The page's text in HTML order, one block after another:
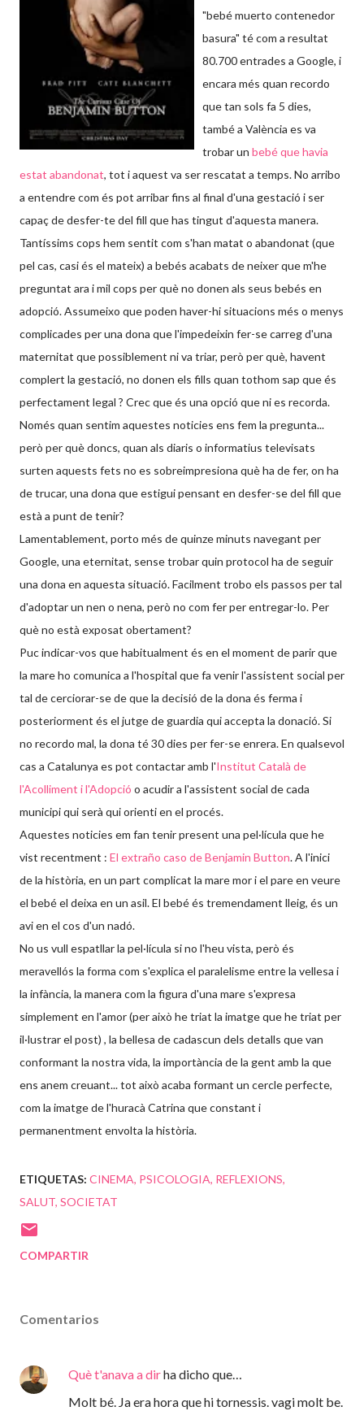
"bebé muerto contenedor
basura" té com a resultat
80.700 entrades a Google, i
encara més quan recordo
que tan sols fa 5 dies,
també a València es va
trobar un bebé que havia
estat abandonat, tot i aquest va ser rescatat a temps. No arribo
a entendre com és pot arribar fins al final d'una gestació i ser
capaç de desfer-te del fill que has tingut d'aquesta manera.
Tantíssims cops hem sentit com s'han matat o abandonat (que
pel cas, casi és el mateix) a bebés acabats de neixer que m'he
preguntat ara i mil cops per què no donen als seus bebés en
adopció. Assumeixo que poden haver-hi situacions més o menys
complicades per una dona que l'impedeixin fer-se carreg d'una
maternitat que possiblement ni va triar, però per què, havent
complert la gestació, no donen els fills quan tothom sap que és
perfectament legal ? Crec que és una opció que ni es recorda.
Només quan sentim aquestes noticies ens fem la pregunta...
però per què doncs, quan als diaris o informatius televisats
surten aquests fets no es sobreimpresiona què ha de fer, on ha
de trucar, una dona que estigui pensant en desfer-se del fill que
està a punt de tenir?
Lamentablement, porto més de quinze minuts navegant per
Google, una eternitat, sense trobar quin protocol ha de seguir
una dona en aquesta situació. Facilment trobo els passos per tal
d'adoptar un nen o nena, però no com fer per entregar-lo. Per
què no està exposat obertament?
Puc indicar-vos que habitualment és en el moment de parir que
la mare ho comunica a l'hospital que fa venir l'assistent social per
tal de cerciorar-se de que la decisió de la dona és ferma i
posteriorment és el jutge de guardia qui accepta la donació. Si
no recordo mal, la dona té 30 dies per fer-se enrera. En qualsevol
cas a Catalunya es pot contactar amb l'Institut Català de
l'Acolliment i l'Adopció o acudir a l'assistent social de cada
municipi qui serà qui orienti en el procés.
Aquestes noticies em fan tenir present una pel·lícula que he
vist recentment : El extraño caso de Benjamin Button. A l'inici
de la història, en un part complicat la mare mor i el pare en veure
el bebé el deixa en un asil. El bebé és tremendament lleig, és un
avi en el cos d'un nadó.
No us vull espatllar la pel·lícula si no l'heu vista, però és
meravellós la forma com s'explica el paralelisme entre la vellesa i
la infància, la manera com la figura d'una mare s'expresa
simplement en l'amor (per això he triat la imatge que he triat per
il·lustrar el post) , la bellesa de cadascun dels detalls que van
conformant la nostra vida, la importància de la gent amb la que
ens anem creuant... tot això acaba formant un cercle perfecte,
com la imatge de l'huracà Catrina que constant i
permanentment envolta la història.
ETIQUETAS: CINEMA PSICOLOGIA REFLEXIONS
SALUT SOCIETAT
COMPARTIR
Comentarios
Què t'anava a dirha dicho que…
Molt bé. Ja era hora que hi tornessis. vagi molt be.